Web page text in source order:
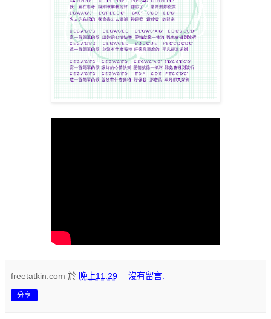
freetatkin.com 於 晚上11:29 沒有留言:
分享